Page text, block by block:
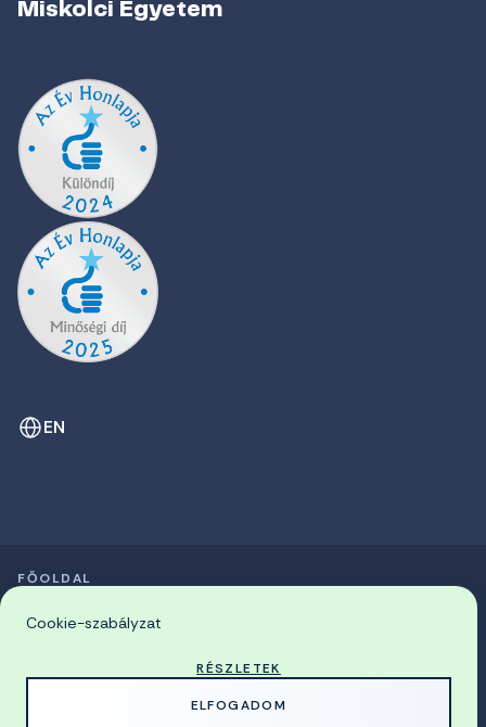
Miskolci Egyetem
EN
© 2026 Miskolci Egyetem
FŐOLDAL
Cookie-szabályzat
RÉSZLETEK
ELFOGADOM